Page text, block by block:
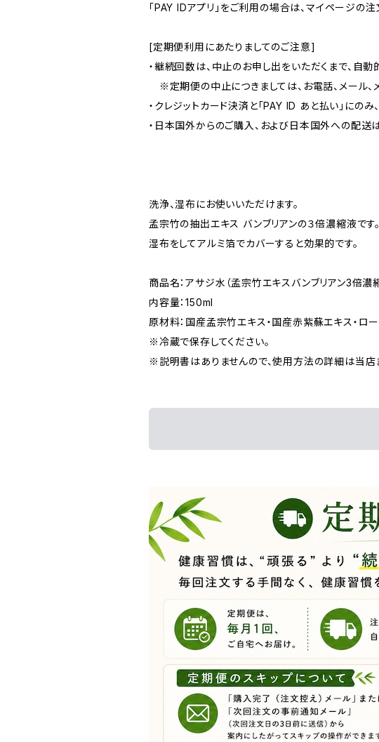
「PAY IDアプリ」をご利用の場合は、マイページの
[定期便利用にあたりましてのご注意]
・継続回数は、中止のお申し出をいただくまで、自動
※定期便の中止につきましては、お電話、メール、
・クレジットカード決済と「PAY ID あと払い」にのみ
・日本国外からのご購入、および日本国外への配送
洗浄、湿布にお使いいただけます。
孟宗竹の抽出エキス バンブリアンの３倍濃縮液です。
湿布をしてアルミ箔でカバーすると効果的です。
商品名：アサジ水（孟宗竹エキスバンブリアン3倍濃
内容量：150ml
原材料：国産孟宗竹エキス・国産赤紫蘇エキス・ロ
※冷蔵で保存してください。
※説明書はありませんので、使用方法の詳細は当店